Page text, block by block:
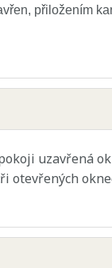
přiložením
uzavřená
otevřených